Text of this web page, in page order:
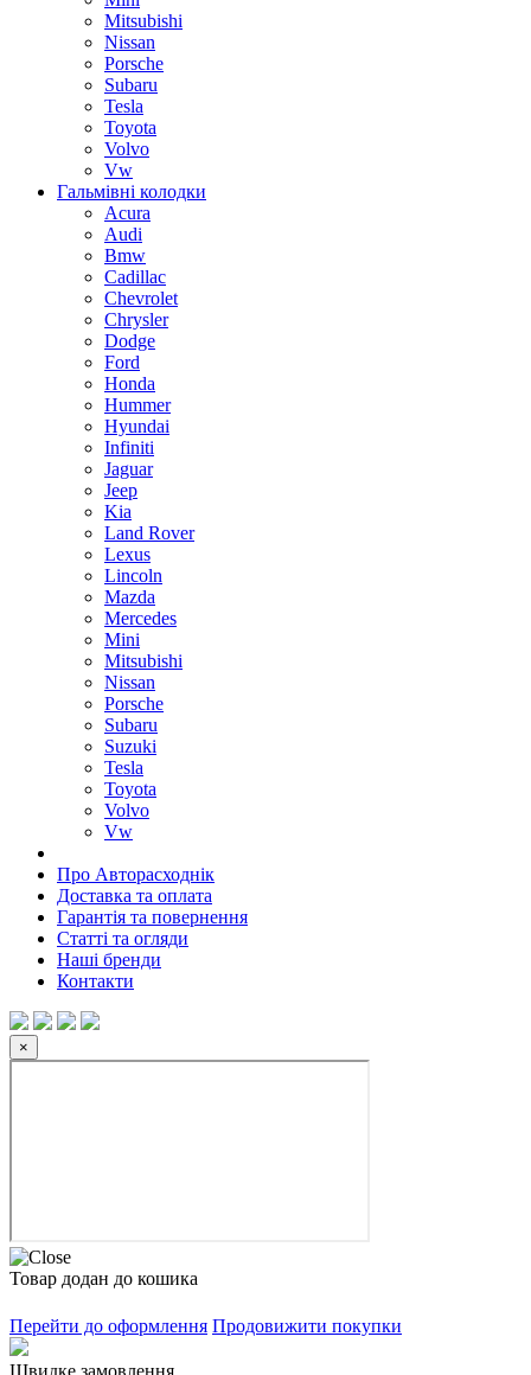
Mitsubishi
Nissan
Porsche
Subaru
Tesla
Toyota
Volvo
Vw
Гальмівні колодки
Acura
Audi
Bmw
Cadillac
Chevrolet
Chrysler
Dodge
Ford
Honda
Hummer
Hyundai
Infiniti
Jaguar
Jeep
Kia
Land Rover
Lexus
Lincoln
Mazda
Mercedes
Mini
Mitsubishi
Nissan
Porsche
Subaru
Suzuki
Tesla
Toyota
Volvo
Vw
Про Авторасходнік
Доставка та оплата
Гарантія та повернення
Статті та огляди
Наші бренди
Контакти
×
Товар додан до кошика
Перейти до оформлення Продовижити покупки
Швидке замовлення